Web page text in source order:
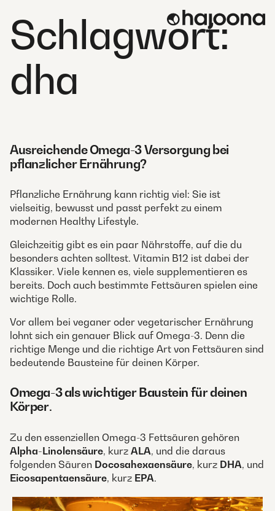
content
Schlagwort:
dha
Ausreichende Omega-3 Versorgung bei
pflanzlicher Ernährung?
Pflanzliche Ernährung kann richtig viel: Sie ist
vielseitig, bewusst und passt perfekt zu einem
modernen Healthy Lifestyle.
Gleichzeitig gibt es ein paar Nährstoffe, auf die du
besonders achten solltest. Vitamin B12 ist dabei der
Klassiker. Viele kennen es, viele supplementieren es
bereits. Doch auch bestimmte Fettsäuren spielen eine
wichtige Rolle.
Vor allem bei veganer oder vegetarischer Ernährung
lohnt sich ein genauer Blick auf Omega-3. Denn die
richtige Menge und die richtige Art von Fettsäuren sind
bedeutende Bausteine für deinen Körper.
Omega-3 als wichtiger Baustein für deinen
Körper.
Zu den essenziellen Omega-3 Fettsäuren gehören
Alpha-Linolensäure, kurz ALA, und die daraus
folgenden Säuren Docosahexaensäure, kurz DHA, und
Eicosapentaensäure, kurz EPA.